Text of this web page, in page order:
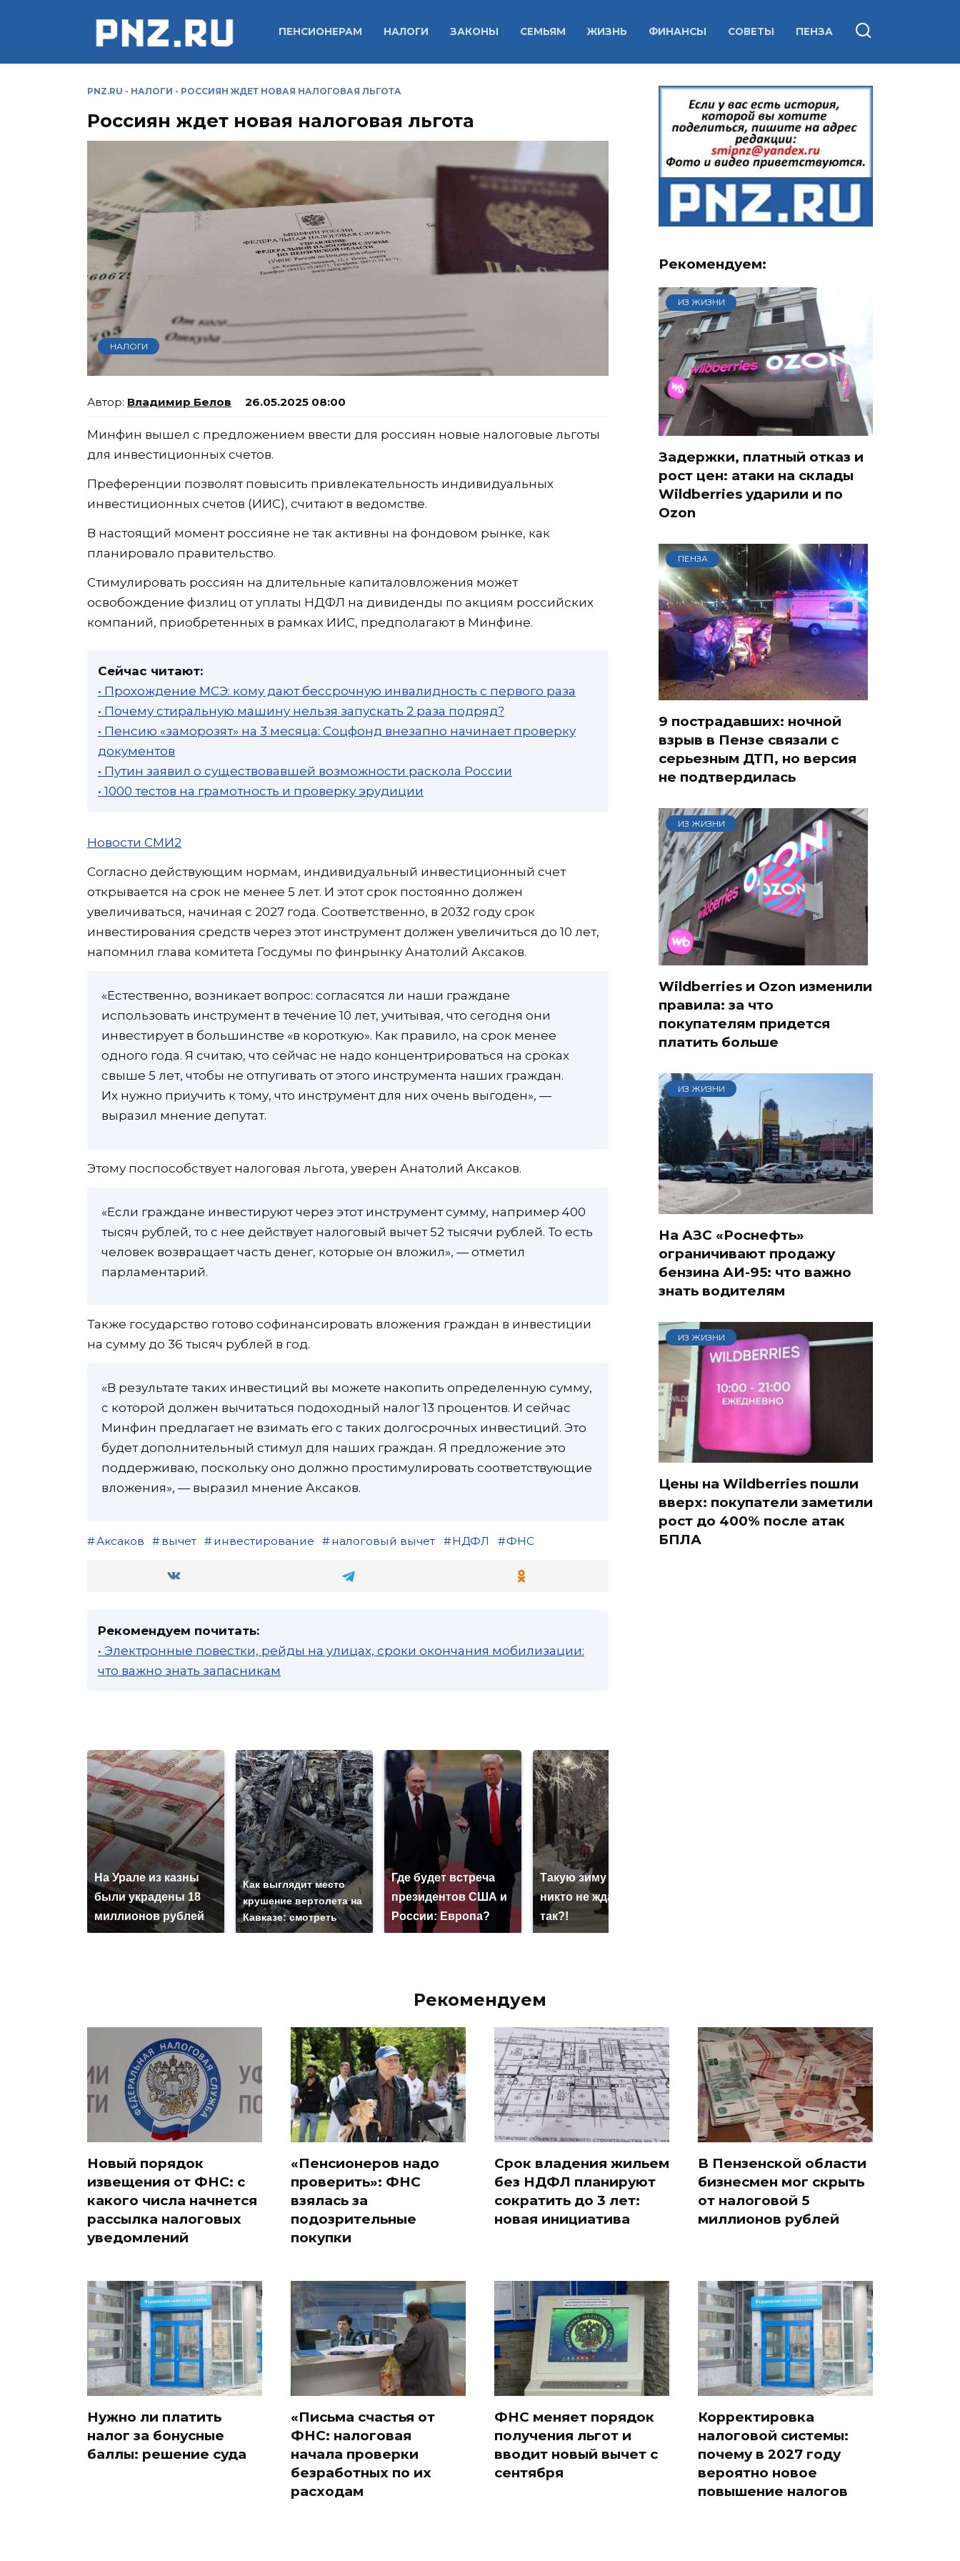
ПЕНСИОНЕРАМ НАЛОГИ ЗАКОНЫ СЕМЬЯМ ЖИЗНЬ ФИНАНСЫ СОВЕТЫ ПЕНЗА
PNZ.RU - НАЛОГИ - РОССИЯН ЖДЕТ НОВАЯ НАЛОГОВАЯ ЛЬГОТА
Россиян ждет новая налоговая льгота
НАЛОГИ
Владимир Белов 26.05.2025 08:00
Минфин вышел с предложением ввести для россиян новые налоговые льготы
для инвестиционных счетов.
Преференции позволят повысить привлекательность индивидуальных
инвестиционных счетов (ИИС), считают в ведомстве.
В настоящий момент россияне не так активны на фондовом рынке, как
планировало правительство.
Стимулировать россиян на длительные капиталовложения может
освобождение физлиц от уплаты НДФЛ на дивиденды по акциям российских
компаний, приобретенных в рамках ИИС, предполагают в Минфине.
Сейчас читают:
• Прохождение МСЭ: кому дают бессрочную инвалидность с первого раза
• Почему стиральную машину нельзя запускать 2 раза подряд?
• Пенсию «заморозят» на 3 месяца: Соцфонд внезапно начинает проверку
документов
• Путин заявил о существовавшей возможности раскола России
• 1000 тестов на грамотность и проверку эрудиции
Новости СМИ2
Согласно действующим нормам, индивидуальный инвестиционный счет
открывается на срок не менее 5 лет. И этот срок постоянно должен
увеличиваться, начиная с 2027 года. Соответственно, в 2032 году срок
инвестирования средств через этот инструмент должен увеличиться до 10 лет,
напомнил глава комитета Госдумы по финрынку Анатолий Аксаков.
«Естественно, возникает вопрос: согласятся ли наши граждане
использовать инструмент в течение 10 лет, учитывая, что сегодня они
инвестирует в большинстве «в короткую». Как правило, на срок менее
одного года. Я считаю, что сейчас не надо концентрироваться на сроках
свыше 5 лет, чтобы не отпугивать от этого инструмента наших граждан.
Их нужно приучить к тому, что инструмент для них очень выгоден», —
выразил мнение депутат.
Этому поспособствует налоговая льгота, уверен Анатолий Аксаков.
«Если граждане инвестируют через этот инструмент сумму, например 400
тысяч рублей, то с нее действует налоговый вычет 52 тысячи рублей. То есть
человек возвращает часть денег, которые он вложил», — отметил
парламентарий.
Также государство готово софинансировать вложения граждан в инвестиции
на сумму до 36 тысяч рублей в год.
«В результате таких инвестиций вы можете накопить определенную сумму,
с которой должен вычитаться подоходный налог 13 процентов. И сейчас
Минфин предлагает не взимать его с таких долгосрочных инвестиций. Это
будет дополнительный стимул для наших граждан. Я предложение это
поддерживаю, поскольку оно должно простимулировать соответствующие
вложения», — выразил мнение Аксаков.
Аксаков вычет инвестирование налоговый вычет НДФЛ ФНС
Рекомендуем почитать:
• Электронные повестки, рейды на улицах, сроки окончания мобилизации:
что важно знать запасникам
На Урале из казны
были украдены 18
миллионов рублей
Как выглядит место
крушение вертолета на
Кавказе: смотреть
Где будет встреча
президентов США и
России: Европа?
Такую зиму в России
никто не ждал: как
так?!
Рекомендуем:
ИЗ ЖИЗНИ
Задержки, платный отказ и
рост цен: атаки на склады
Wildberries ударили и по
Ozon
ПЕНЗА
9 пострадавших: ночной
взрыв в Пензе связали с
серьезным ДТП, но версия
не подтвердилась
ИЗ ЖИЗНИ
Wildberries и Ozon изменили
правила: за что
покупателям придется
платить больше
ИЗ ЖИЗНИ
На АЗС «Роснефть»
ограничивают продажу
бензина АИ-95: что важно
знать водителям
ИЗ ЖИЗНИ
Цены на Wildberries пошли
вверх: покупатели заметили
рост до 400% после атак
БПЛА
Рекомендуем
Новый порядок
извещения от ФНС: с
какого числа начнется
рассылка налоговых
уведомлений
«Пенсионеров надо
проверить»: ФНС
взялась за
подозрительные
покупки
Срок владения жильем
без НДФЛ планируют
сократить до 3 лет:
новая инициатива
В Пензенской области
бизнесмен мог скрыть
от налоговой 5
миллионов рублей
Нужно ли платить
налог за бонусные
баллы: решение суда
«Письма счастья от
ФНС: налоговая
начала проверки
безработных по их
расходам
ФНС меняет порядок
получения льгот и
вводит новый вычет с
сентября
Корректировка
налоговой системы:
почему в 2027 году
вероятно новое
повышение налогов